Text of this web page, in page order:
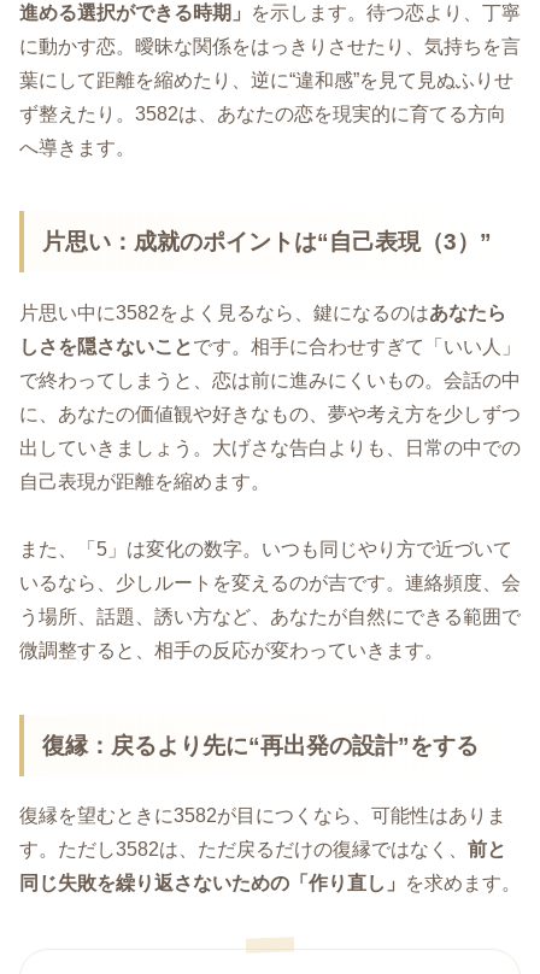
進める選択ができる時期」
を示します。待つ恋より、丁寧
に動かす恋。曖昧な関係をはっきりさせたり、気持ちを言
葉にして距離を縮めたり、逆に“違和感”を見て見ぬふりせ
ず整えたり。3582は、あなたの恋を現実的に育てる方向
へ導きます。
片思い：成就のポイントは“自己表現（3）”
片思い中に3582をよく見るなら、鍵になるのはあなたら
しさを隠さないことです。相手に合わせすぎて「いい人」
で終わってしまうと、恋は前に進みにくいもの。会話の中
に、あなたの価値観や好きなもの、夢や考え方を少しずつ
出していきましょう。大げさな告白よりも、日常の中での
自己表現が距離を縮めます。
また、「5」は変化の数字。いつも同じやり方で近づいて
いるなら、少しルートを変えるのが吉です。連絡頻度、会
う場所、話題、誘い方など、あなたが自然にできる範囲で
微調整すると、相手の反応が変わっていきます。
復縁：戻るより先に“再出発の設計”をする
復縁を望むときに3582が目につくなら、可能性はありま
す。ただし3582は、ただ戻るだけの復縁ではなく、 前と
同じ失敗を繰り返さないための「作り直し」
を求めます。